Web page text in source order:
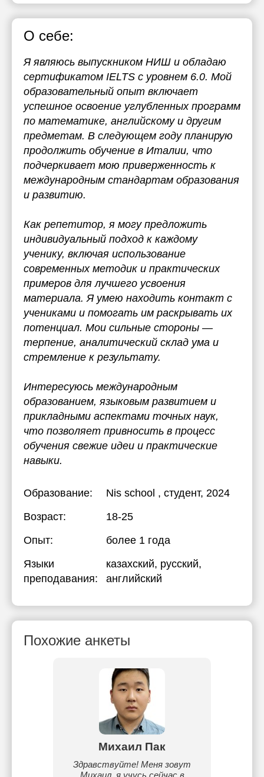
О себе:
Я являюсь выпускником НИШ и обладаю
сертификатом IELTS с уровнем 6.0. Мой
образовательный опыт включает
успешное освоение углубленных программ
по математике, английскому и другим
предметам. В следующем году планирую
продолжить обучение в Италии, что
подчеркивает мою приверженность к
международным стандартам образования
и развитию.
Как репетитор, я могу предложить
индивидуальный подход к каждому
ученику, включая использование
современных методик и практических
примеров для лучшего усвоения
материала. Я умею находить контакт с
учениками и помогать им раскрывать их
потенциал. Мои сильные стороны —
терпение, аналитический склад ума и
стремление к результату.
Интересуюсь международным
образованием, языковым развитием и
прикладными аспектами точных наук,
что позволяет привносить в процесс
обучения свежие идеи и практические
навыки.
Образование: Nis school , студент, 2024
Возраст:
18-25
Опыт:
более 1 года
Языки
преподавания:
казахский, русский,
английский
Похожие анкеты
Михаил Пак
Здравствуйте! Меня зовут
Михаил, я учусь сейчас в